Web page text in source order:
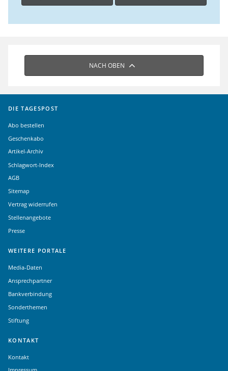
NACH OBEN
DIE TAGESPOST
Abo bestellen
Geschenkabo
Artikel-Archiv
Schlagwort-Index
AGB
Sitemap
Vertrag widerrufen
Stellenangebote
Presse
WEITERE PORTALE
Media-Daten
Ansprechpartner
Bankverbindung
Sonderthemen
Stiftung
KONTAKT
Kontakt